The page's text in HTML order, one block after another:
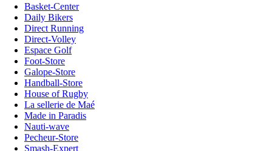
Basket-Center
Daily Bikers
Direct Running
Direct-Volley
Espace Golf
Foot-Store
Galope-Store
Handball-Store
House of Rugby
La sellerie de Maé
Made in Paradis
Nauti-wave
Pecheur-Store
Smash-Expert